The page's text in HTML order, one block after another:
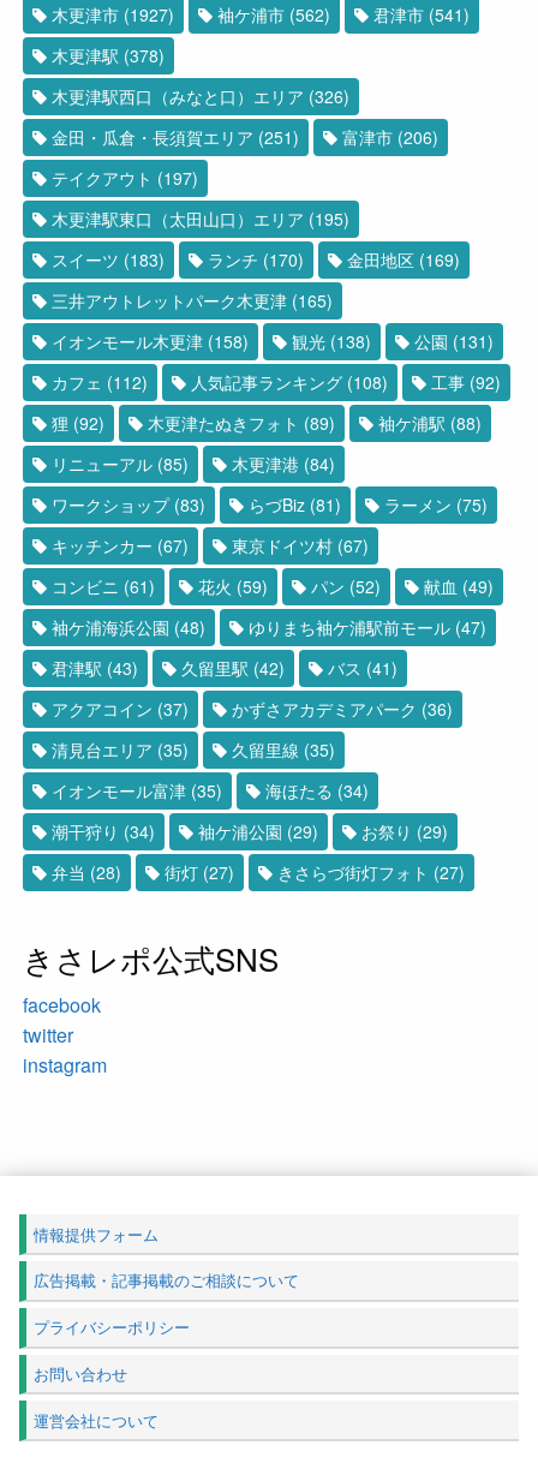
木更津市 (1927) 袖ケ浦市 (562) 君津市 (541)
木更津駅 (378)
木更津駅西口（みなと口）エリア (326)
金田・瓜倉・長須賀エリア (251) 富津市 (206)
テイクアウト (197)
木更津駅東口（太田山口）エリア (195)
スイーツ (183) ランチ (170) 金田地区 (169)
三井アウトレットパーク木更津 (165)
イオンモール木更津 (158) 観光 (138) 公園 (131)
カフェ (112) 人気記事ランキング (108) 工事 (92)
狸 (92) 木更津たぬきフォト (89) 袖ケ浦駅 (88)
リニューアル (85) 木更津港 (84)
ワークショップ(83) らづBiz (81) ラーメン (75)
キッチンカー (67) 東京ドイツ村 (67)
コンビニ (61) 花火 (59) パン (52) 献血 (49)
袖ケ浦海浜公園 (48) ゆりまち袖ケ浦駅前モール (47)
君津駅 (43) 久留里駅 (42) バス (41)
アクアコイン (37) かずさアカデミアパーク (36)
清見台エリア (35) 久留里線 (35)
イオンモール富津 (35) 海ほたる (34)
潮干狩り (34) 袖ケ浦公園 (29) お祭り (29)
弁当 (28) 街灯 (27) きさらづ街灯フォト (27)
きさレポ公式SNS
facebook
twitter
instagram
情報提供フォーム
広告掲載・記事掲載のご相談について
プライバシーポリシー
お問い合わせ
運営会社について